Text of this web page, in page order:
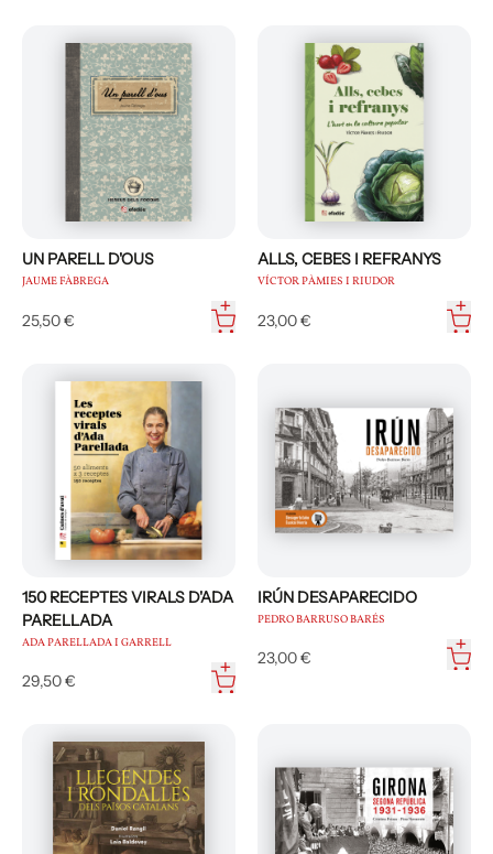
UN PARELL D'OUS
JAUME FÀBREGA
25,50 €
ALLS, CEBES I REFRANYS
VÍCTOR PÀMIES I RIUDOR
23,00 €
150 RECEPTES VIRALS D'ADA
PARELLADA
ADA PARELLADA I GARRELL
29,50 €
IRÚN DESAPARECIDO
PEDRO BARRUSO BARÉS
23,00 €